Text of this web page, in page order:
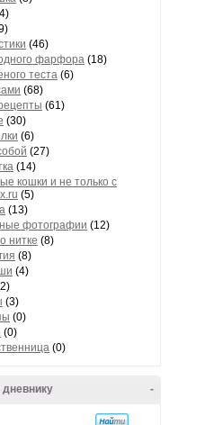
(46)
фарфора (18)
теста (6)
(68)
(61)
(30)
(6)
(27)
(14)
кошки и не только с
(5)
(13)
фотографии (12)
нитке (8)
(8)
(4)
(3)
(0)
(0)
(0)
-
дневнику